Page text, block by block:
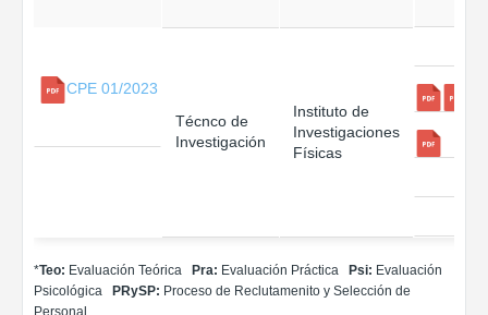
CPE 01/2023
Técnco de
Investigación
Instituto de
Investigaciones
Físicas
*Teo: Evaluación Teórica Pra: Evaluación Práctica Psi: Evaluación
Psicológica PRySP: Proceso de Reclutamenito y Selección de
Personal